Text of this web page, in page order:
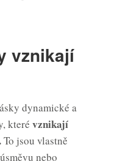
vznikají
dynamické a
které vznikají
To jsou vlastně
nebo